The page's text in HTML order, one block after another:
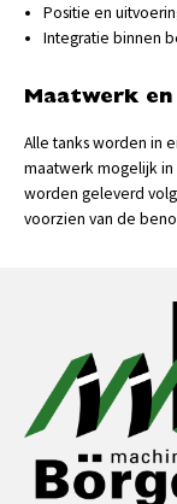
Positie en
Integratie binnen
Maatwerk
Alle tanks worden in
maatwerk mogelijk
worden geleverd
voorzien van de